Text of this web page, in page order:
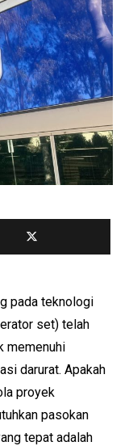
pada teknologi
set) telah
memenuhi
darurat. Apakah
proyek
pasokan
tepat adalah